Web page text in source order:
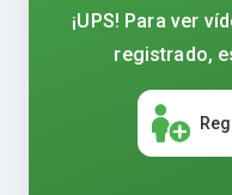
¡UPS! Para ver
registrado,